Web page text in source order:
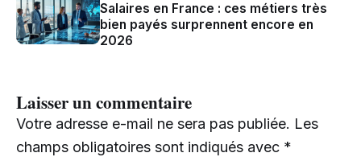
Salaires en France : ces métiers très
bien payés surprennent encore en
2026
Laisser un commentaire
Votre adresse e-mail ne sera pas publiée. Les
champs obligatoires sont indiqués avec *